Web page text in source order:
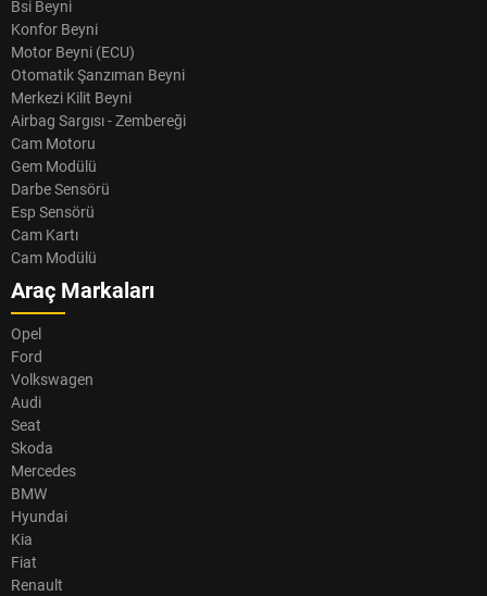
Bsi Beyni
Konfor Beyni
Motor Beyni (ECU)
Otomatik Şanzıman Beyni
Merkezi Kilit Beyni
Airbag Sargısı - Zembereği
Cam Motoru
Gem Modülü
Darbe Sensörü
Esp Sensörü
Cam Kartı
Cam Modülü
Araç Markaları
Opel
Ford
Volkswagen
Audi
Seat
Skoda
Mercedes
BMW
Hyundai
Kia
Fiat
Renault